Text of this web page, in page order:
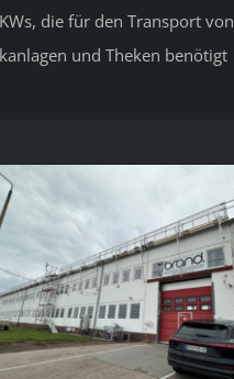
die für den Transport von
und Theken benötigt